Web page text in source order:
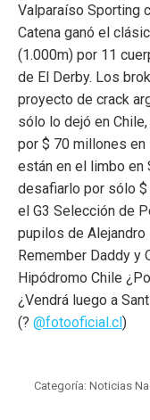
Valparaíso Sporting
Catena ganó el
(1.000m) por 11
de El Derby. Los
proyecto de crack
sólo lo dejó en
por $ 70 millones en
están en el limbo en
desafiarlo por sólo
el G3 Selección de
pupilos de Alejandro
Remember Daddy y
Hipódromo Chile
¿Vendrá luego a
(? @fotooficial.cl)
Categoría: Noticias